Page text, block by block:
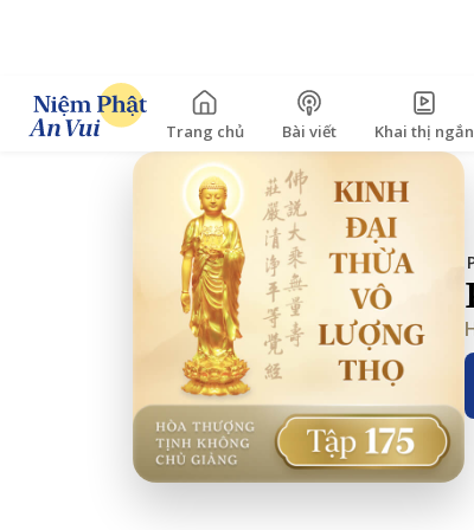
Trang chủ Bài viết Khai thị ngắn